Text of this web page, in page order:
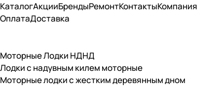
КаталогАкцииБрендыРемонтКонтактыКомпания
ОплатаДоставка
Моторные Лодки НДНД
Лодки с надувным килем моторные
Моторные лодки с жестким деревянным дном